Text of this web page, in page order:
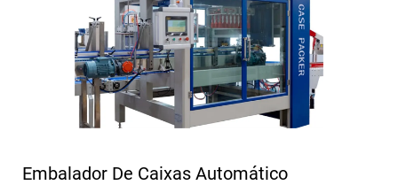
Embalador De Caixas Automático